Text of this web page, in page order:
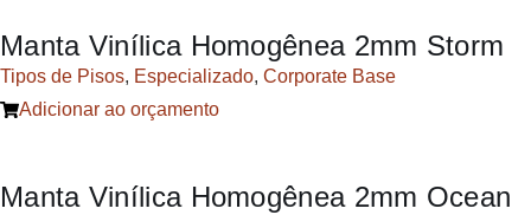
Manta Vinílica Homogênea 2mm Storm
Tipos de Pisos, Especializado, Corporate Base
Adicionar ao orçamento
Manta Vinílica Homogênea 2mm Ocean